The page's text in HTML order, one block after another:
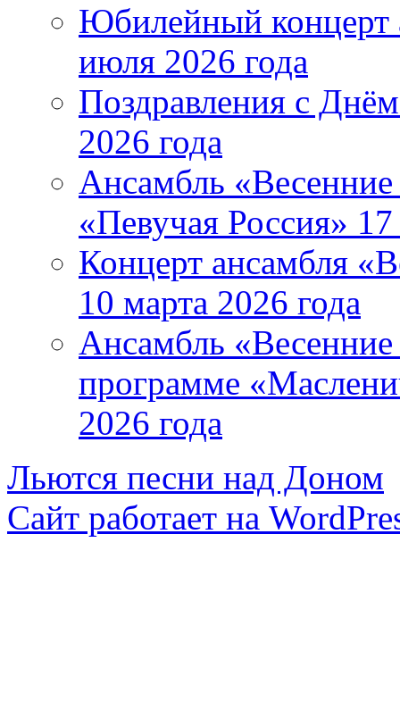
Юбилейный концерт
июля 2026 года
Поздравления с
2026 года
Ансамбль «Весенние
«Певучая Россия»
Концерт ансамбля
10 марта 2026 года
Ансамбль «Весенние
программе
2026 года
Льются песни над Доном
Сайт работает на